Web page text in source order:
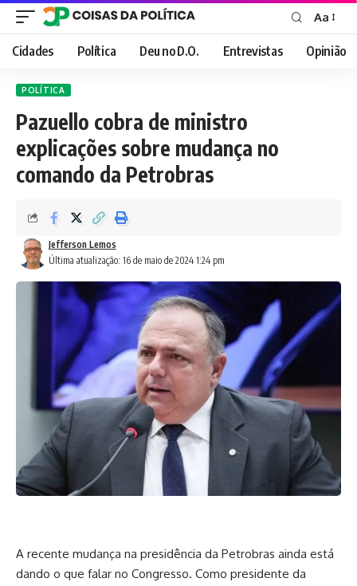
Font
Resizer
Aa
Cidades Política Deu no D.O. Entrevistas Opinião
POLÍTICA
Pazuello cobra de ministro
explicações sobre mudança no
comando da Petrobras
Última atualização: 16 de maio de 2024 1:24 pm
Jefferson Lemos
A recente mudança na presidência da Petrobras ainda está
dando o que falar no Congresso. Como presidente da